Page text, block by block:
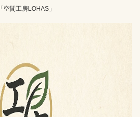
「空間工房LOHAS」